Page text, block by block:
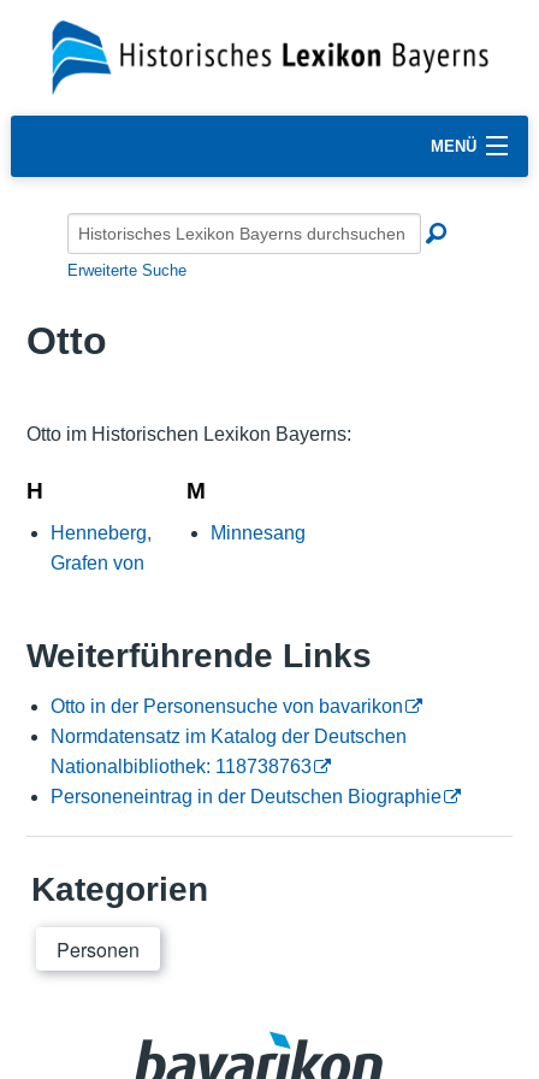
MENÜ
Erweiterte Suche
Otto
Otto im Historischen Lexikon Bayerns:
H
Henneberg,
Grafen von
M
Minnesang
Weiterführende Links
Otto in der Personensuche von bavarikon
Normdatensatz im Katalog der Deutschen
Nationalbibliothek: 118738763
Personeneintrag in der Deutschen Biographie
Kategorien
Personen